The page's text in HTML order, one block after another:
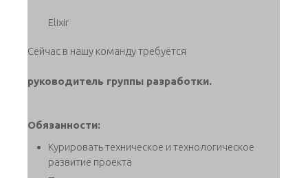
Elixir
Сейчас в нашу команду требуется
руководитель группы разработки.
Обязанности:
Курировать техническое и технологическое
развитие проекта